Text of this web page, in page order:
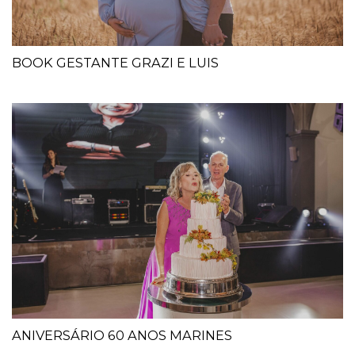
BOOK GESTANTE GRAZI E LUIS
ANIVERSÁRIO 60 ANOS MARINES